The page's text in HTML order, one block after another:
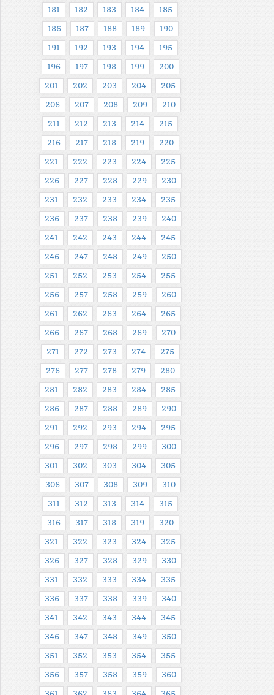
181 182 183 184 185
186 187 188 189 190
191 192 193 194 195
196 197 198 199 200
201 202 203 204 205
206 207 208 209 210
211 212 213 214 215
216 217 218 219 220
221 222 223 224 225
226 227 228 229 230
231 232 233 234 235
236 237 238 239 240
241 242 243 244 245
246 247 248 249 250
251 252 253 254 255
256 257 258 259 260
261 262 263 264 265
266 267 268 269 270
271 272 273 274 275
276 277 278 279 280
281 282 283 284 285
286 287 288 289 290
291 292 293 294 295
296 297 298 299 300
301 302 303 304 305
306 307 308 309 310
311 312 313 314 315
316 317 318 319 320
321 322 323 324 325
326 327 328 329 330
331 332 333 334 335
336 337 338 339 340
341 342 343 344 345
346 347 348 349 350
351 352 353 354 355
356 357 358 359 360